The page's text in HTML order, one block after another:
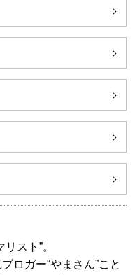
スト”。
ロガー“やまさん”こと